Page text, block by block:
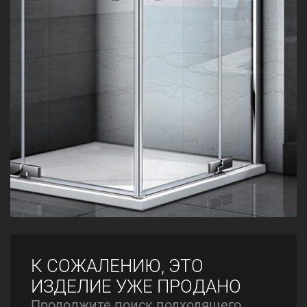
К СОЖАЛЕНИЮ, ЭТО
ИЗДЕЛИЕ УЖЕ ПРОДАНО